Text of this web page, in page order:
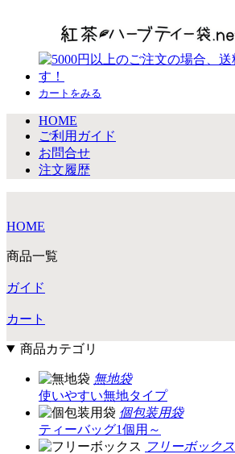
カートをみる
HOME
ご利用ガイド
お問合せ
注文履歴
HOME
商品一覧
ガイド
カート
商品カテゴリ
無地袋
使いやすい無地タイプ
個包装用袋
ティーバッグ1個用～
フリーボックス